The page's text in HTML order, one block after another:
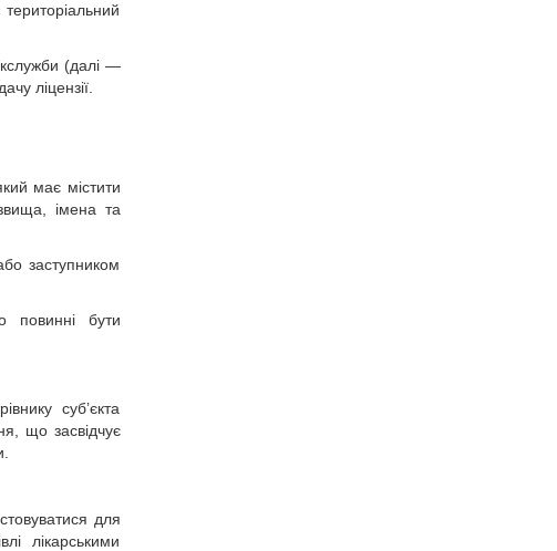
(далі —
ліцензії.
має містити
імена та
заступником
повинні бути
суб’єкта
що засвідчує
для
лікарськими